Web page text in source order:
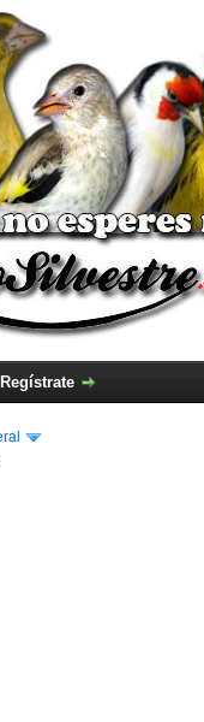
Regístrate